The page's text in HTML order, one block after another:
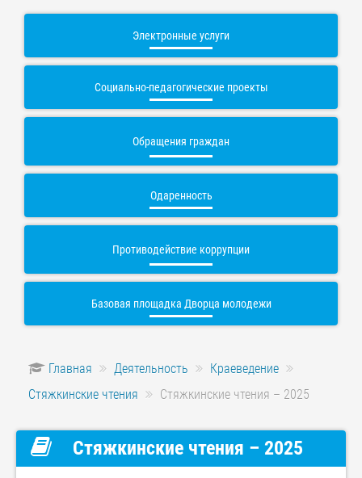
Электронные услуги
Социально-педагогические проекты
Обращения граждан
Одаренность
Противодействие коррупции
Базовая площадка Дворца молодежи
Главная Деятельность
Краеведение
Стяжкинские чтения
Стяжкинские чтения – 2025
Стяжкинские чтения – 2025